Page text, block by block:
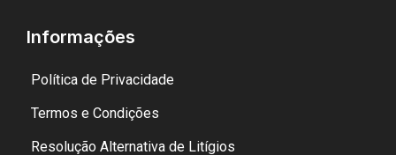
Informações
Política de Privacidade
Termos e Condições
Resolução Alternativa de Litígios